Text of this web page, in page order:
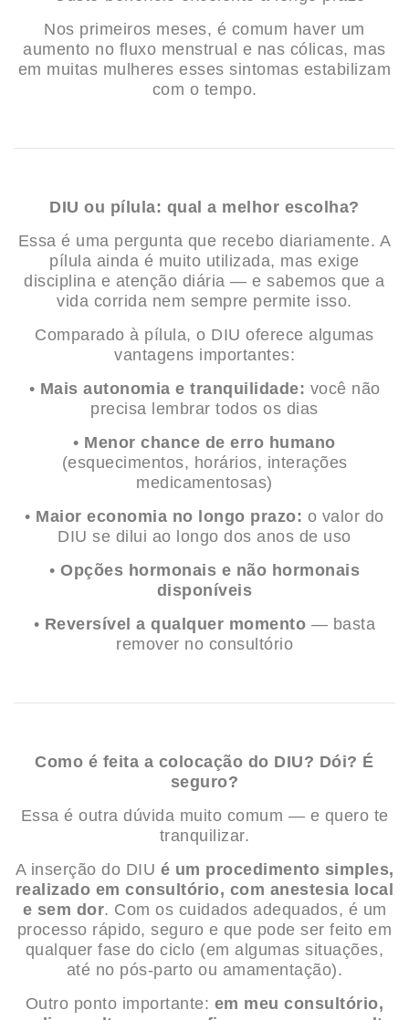
Nos primeiros meses, é comum haver um
aumento no fluxo menstrual e nas cólicas, mas
em muitas mulheres esses sintomas estabilizam
com o tempo.
DIU ou pílula: qual a melhor escolha?
Essa é uma pergunta que recebo diariamente. A
pílula ainda é muito utilizada, mas exige
disciplina e atenção diária — e sabemos que a
vida corrida nem sempre permite isso.
Comparado à pílula, o DIU oferece algumas
vantagens importantes:
• Mais autonomia e tranquilidade: você não
precisa lembrar todos os dias
• Menor chance de erro humano
(esquecimentos, horários, interações
medicamentosas)
• Maior economia no longo prazo: o valor do
DIU se dilui ao longo dos anos de uso
• Opções hormonais e não hormonais
disponíveis
• Reversível a qualquer momento — basta
remover no consultório
Como é feita a colocação do DIU? Dói? É
seguro?
Essa é outra dúvida muito comum — e quero te
tranquilizar.
A inserção do DIU é um procedimento simples,
realizado em consultório, com anestesia local
e sem dor. Com os cuidados adequados, é um
processo rápido, seguro e que pode ser feito em
qualquer fase do ciclo (em algumas situações,
até no pós-parto ou amamentação).
Outro ponto importante: em meu consultório,